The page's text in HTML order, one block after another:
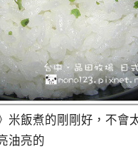
米飯煮的剛剛好，不會
油亮的